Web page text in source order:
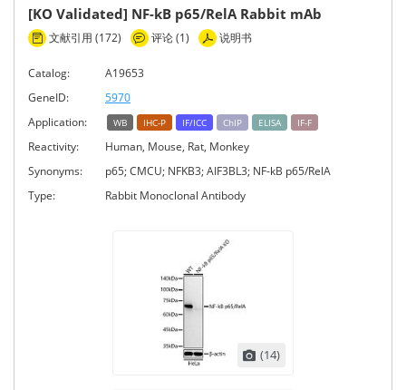
[KO Validated] NF-kB p65/RelA Rabbit mAb
文献引用 (172) 评论 (1) 说明书
Catalog:
A19653
GeneID:
5970
Application:
WB IHC-P IF/ICC ChIP ELISA IF-F
Reactivity:
Human, Mouse, Rat, Monkey
Synonyms:
p65; CMCU; NFKB3; AIF3BL3; NF-kB p65/RelA
Type:
Rabbit Monoclonal Antibody
(14)